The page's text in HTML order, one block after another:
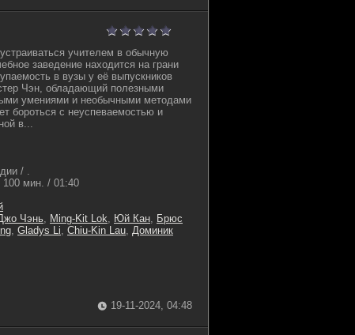
учителем в обычную
заведение находится на грани
в вузы у её выпускников
Чэн, обладающий полезными
умениями и необычными методами
бороться с неуспеваемостью и
в...
/ .
100 мин. / 01:40
Чэнь, Ming-Kit Lok, Юй Кан, Брюс
, Gladys Li, Chiu-Kin Lau, Доминик
19-11-2024, 04:48